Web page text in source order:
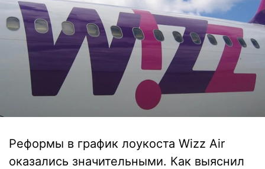
Реформы в график лоукоста Wizz Air
оказались значительными. Как выяснил